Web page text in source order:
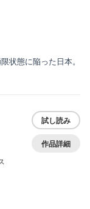
態に陥った日本。
試し読み
作品詳細